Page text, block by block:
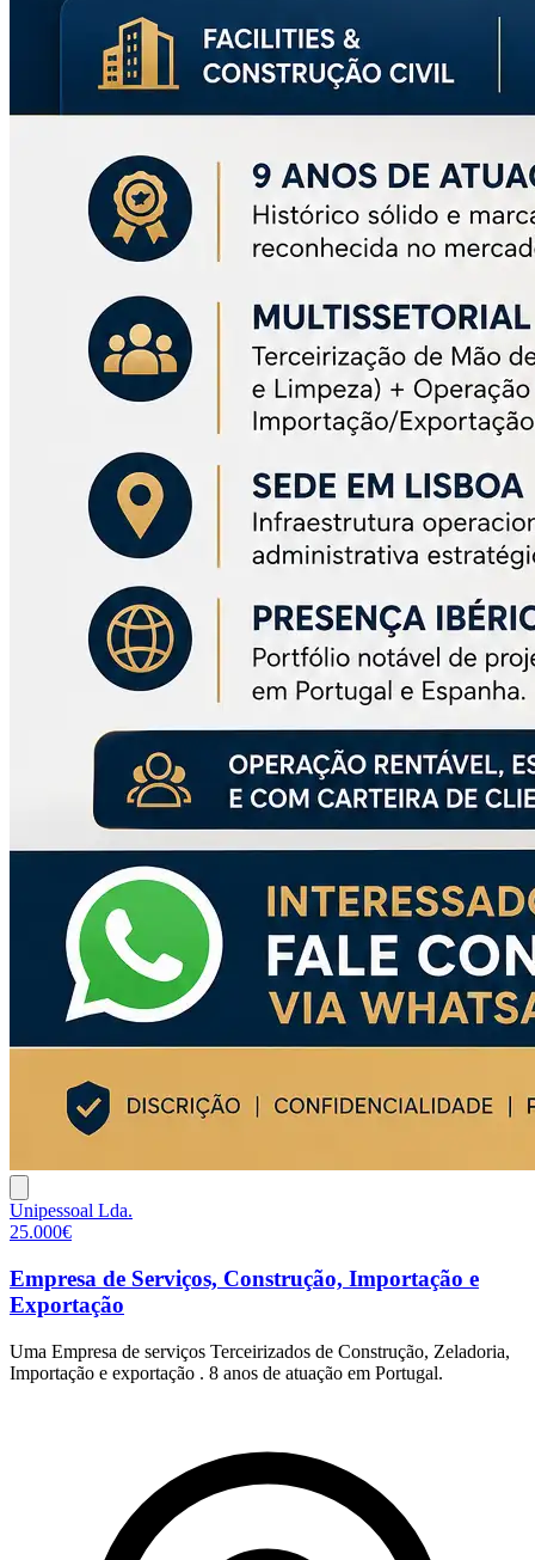
Unipessoal Lda.
25.000€
Empresa de Serviços, Construção, Importação e
Exportação
Uma Empresa de serviços Terceirizados de Construção, Zeladoria,
Importação e exportação . 8 anos de atuação em Portugal.